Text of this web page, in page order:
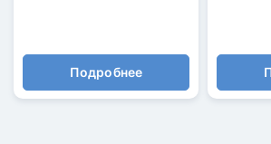
Подробнее